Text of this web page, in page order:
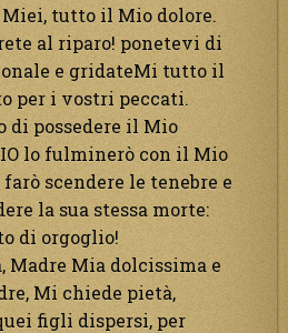
tutto il Mio dolore.
al riparo! ponetevi di
e gridateMi tutto il
per i vostri peccati.
di possedere il Mio
lo fulminerò con il Mio
scendere le tenebre e
la sua stessa morte:
di orgoglio!
Madre Mia dolcissima e
Mi chiede pietà,
figli dispersi, per